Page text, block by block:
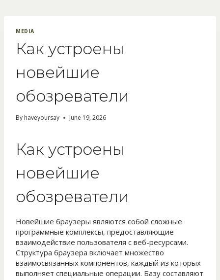
MEDIA
Как устроены
новейшие
обозреватели
By haveyoursay June 19, 2026
Как устроены
новейшие
обозреватели
Новейшие браузеры являются собой сложные
программные комплексы, предоставляющие
взаимодействие пользователя с веб-ресурсами.
Структура браузера включает множество
взаимосвязанных компонентов, каждый из которых
выполняет специальные операции. Базу составляют